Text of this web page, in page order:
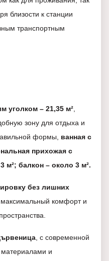
близости к станции
транспортным
уголком – 21,35 м²
зону для отдыха и
формы, ванная с
прихожая с
м²; балкон – около 3 м².
без лишних
максимальный комфорт и
, с современной
материалами и